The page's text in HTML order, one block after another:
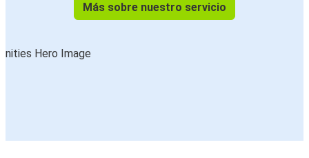
Más sobre nuestro servicio